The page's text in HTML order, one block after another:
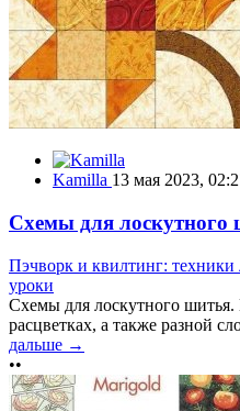
Kamilla 13 мая 2023,
Схемы для лоскутного
Пэчворк и квилтинг:
уроки
Схемы для лоскутного
расцветках, а также разной
дальше →
••